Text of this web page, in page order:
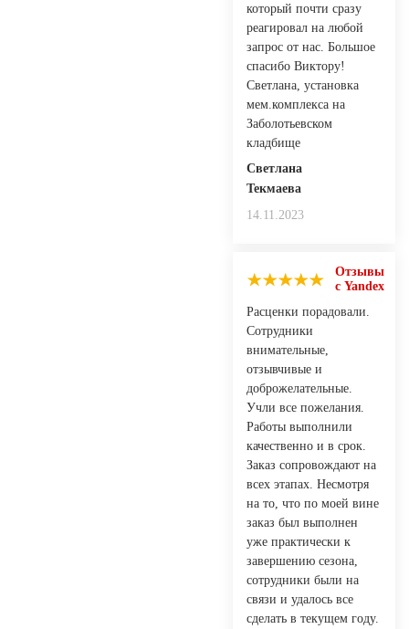
который почти сразу
реагировал на любой
запрос от нас. Большое
спасибо Виктору!
Светлана, установка
мем.комплекса на
Заболотьевском
кладбище
Светлана
Текмаева
14.11.2023
Отзывы
с Yandex
Расценки порадовали.
Сотрудники
внимательные,
отзывчивые и
доброжелательные.
Учли все пожелания.
Работы выполнили
качественно и в срок.
Заказ сопровождают на
всех этапах. Несмотря
на то, что по моей вине
заказ был выполнен
уже практически к
завершению сезона,
сотрудники были на
связи и удалось все
сделать в текущем году.